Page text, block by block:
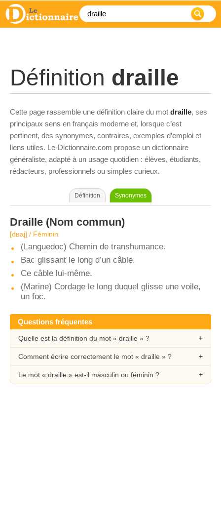
Définition draille
Cette page rassemble une définition claire du mot draille, ses
principaux sens en français moderne et, lorsque c’est
pertinent, des synonymes, contraires, exemples d’emploi et
liens utiles. Le-Dictionnaire.com propose un dictionnaire
généraliste, adapté à un usage quotidien : élèves, étudiants,
rédacteurs, professionnels ou simples curieux.
Définition Synonymes
Draille (Nom commun)
[dʁaj] / Féminin
(Languedoc) Chemin de transhumance.
Bac glissant le long d’un câble.
Ce câble lui-même.
(Marine) Cordage le long duquel glisse une voile,
un foc.
Questions fréquentes
Quelle est la définition du mot « draille » ?
Comment écrire correctement le mot « draille » ?
Le mot « draille » est-il masculin ou féminin ?